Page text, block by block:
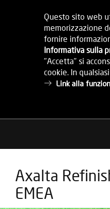
Questo sito web
memorizzazione
fornire
Informativa sulla
"Accetta" si
cookie. In
Link alla
Axalta
EMEA